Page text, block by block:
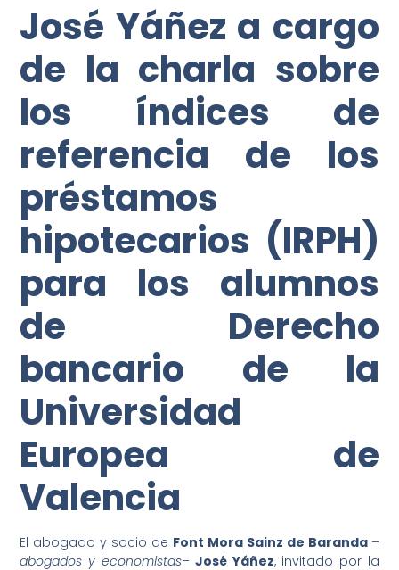
José Yáñez a cargo
de la charla sobre
los índices de
referencia de los
préstamos
hipotecarios (IRPH)
para los alumnos
de Derecho
bancario de la
Universidad
Europea de
Valencia
El abogado y socio de Font Mora Sainz de Baranda –
abogados y economistas–José Yáñez, invitado por la